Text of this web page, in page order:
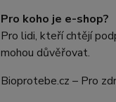
Pro koho je e-shop?
Pro lidi, kteří chtějí
mohou důvěřovat.
Bioprotebe.cz – Pro